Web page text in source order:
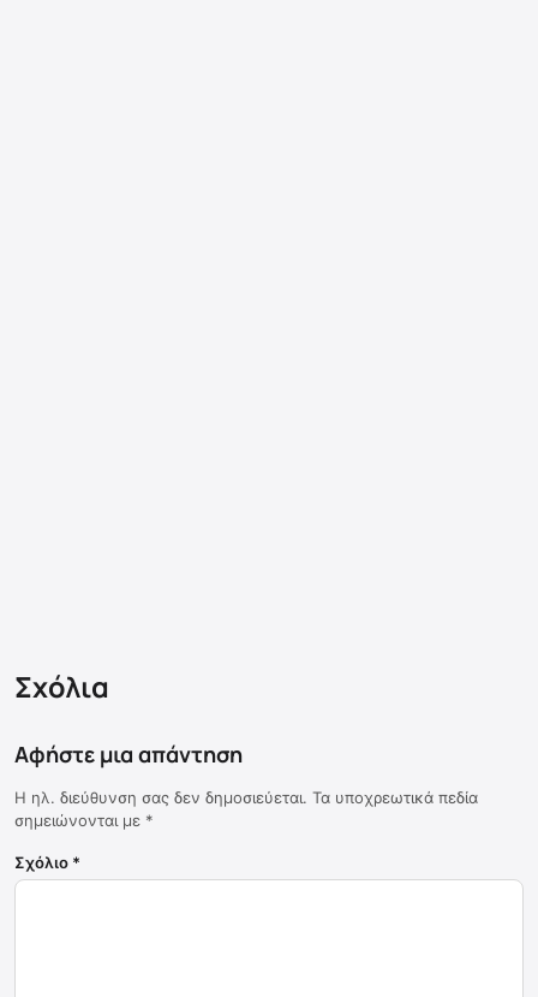
Σχόλια
Αφήστε μια απάντηση
Η ηλ. διεύθυνση σας δεν δημοσιεύεται. Τα υποχρεωτικά πεδία
σημειώνονται με *
Σχόλιο *